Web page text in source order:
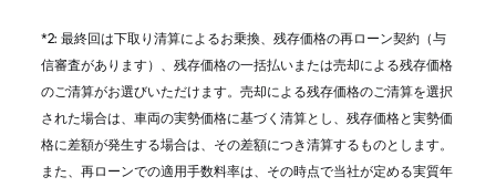
*2: 最終回は下取り清算によるお乗換、残存価格の再ローン契約（与
信審査があります）、残存価格の一括払いまたは売却による残存価格
のご清算がお選びいただけます。売却による残存価格のご清算を選択
された場合は、車両の実勢価格に基づく清算とし、残存価格と実勢価
格に差額が発生する場合は、その差額につき清算するものとします。
また、再ローンでの適用手数料率は、その時点で当社が定める実質年